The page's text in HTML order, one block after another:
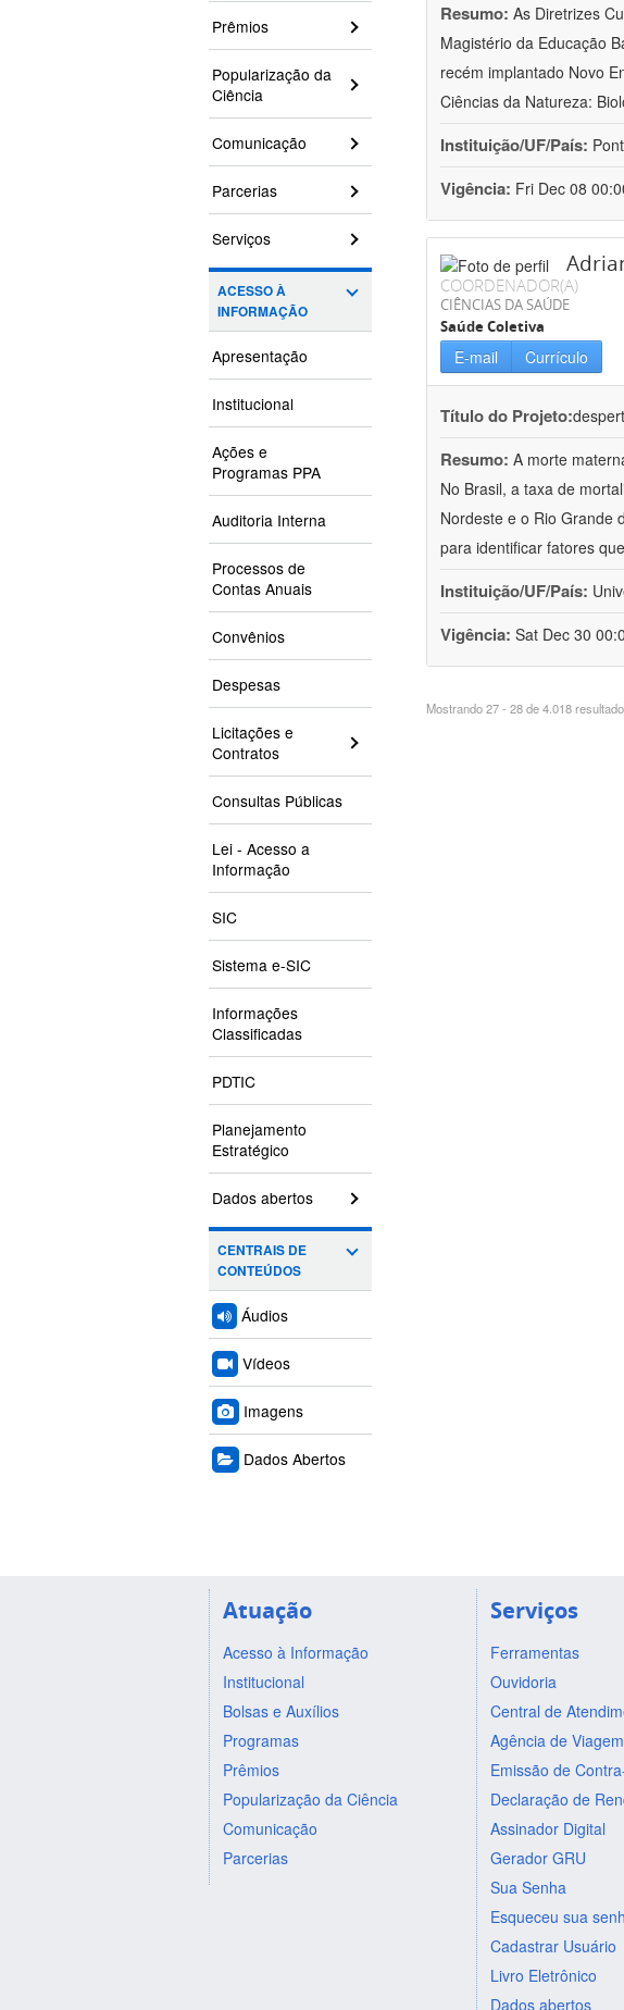
Prêmios
Popularização da
Ciência
Comunicação
Parcerias
Serviços
ACESSO À
INFORMAÇÃO
Apresentação
Institucional
Ações e
Programas PPA
Auditoria Interna
Processos de
Contas Anuais
Convênios
Despesas
Licitações e
Contratos
Consultas Públicas
Lei - Acesso a
Informação
SIC
Sistema e-SIC
Informações
Classificadas
PDTIC
Planejamento
Estratégico
Dados abertos
CENTRAIS DE
CONTEÚDOS
Áudios
Vídeos
Imagens
Dados Abertos
Resumo: As Diretrizes
Magistério da Educação
recém implantado Novo
Ciências da Natureza:
Instituição/UF/País:
Vigência: Fri Dec 08
COORDENADOR(A)
CIÊNCIAS DA SAÚDE
Saúde Coletiva
E-mail Currículo
Título do Projeto:
Resumo: A morte
No Brasil, a taxa de
Nordeste e o Rio Grande
para identificar fatores
Instituição/UF/País:
Vigência: Sat Dec 30
Mostrando 27 - 28 de 4.018
Atuação
Acesso à Informação
Institucional
Bolsas e Auxílios
Programas
Prêmios
Popularização da Ciência
Comunicação
Parcerias
Serviços
Ferramentas
Ouvidoria
Central de
Agência de Viagem
Emissão de
Declaração de
Assinador Digital
Gerador GRU
Sua Senha
Esqueceu sua
Cadastrar Usuário
Livro Eletrônico
Dados abertos